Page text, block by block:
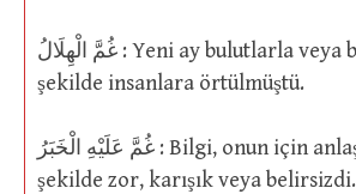
غُمَّ الْهِلَالُ : Yeni ay bulutlarla veya başka bir
şekilde insanlara örtülmüştü.
غُمَّ عَلَيْهِ الْخَبَرُ : Bilgi, onun için anlaşılamayacak
şekilde zor, karışık veya belirsizdi.